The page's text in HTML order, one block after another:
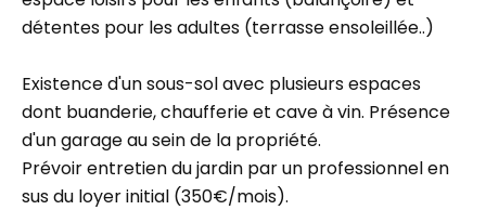
détentes pour les adultes (terrasse ensoleillée..)
Existence d'un sous-sol avec plusieurs espaces
dont buanderie, chaufferie et cave à vin. Présence
d'un garage au sein de la propriété.
Prévoir entretien du jardin par un professionnel en
sus du loyer initial (350€/mois).